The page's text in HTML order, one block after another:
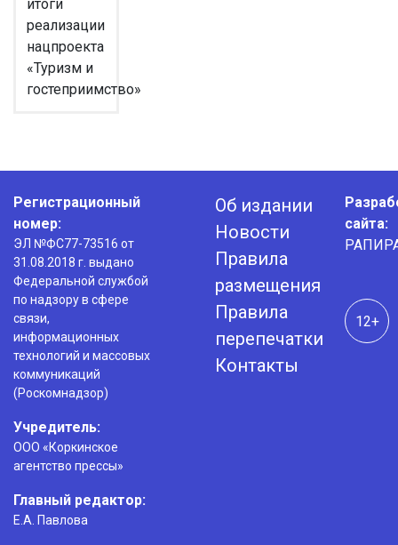
итоги
реализации
нацпроекта
«Туризм и
гостеприимство»
Регистрационный
номер:
ЭЛ №ФС77-73516 от
31.08.2018 г. выдано
Федеральной службой
по надзору в сфере
связи,
информационных
технологий и массовых
коммуникаций
(Роскомнадзор)
Учредитель:
ООО «Коркинское
агентство прессы»
Главный редактор:
Е.А. Павлова
Об издании
Новости
Правила
размещения
Правила
перепечатки
Контакты
сайта:
12+